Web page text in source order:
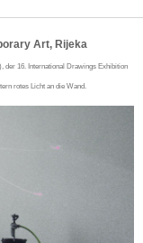
Art, Rijeka
der 16. International Drawings Exhibition
rotes Licht an die Wand.